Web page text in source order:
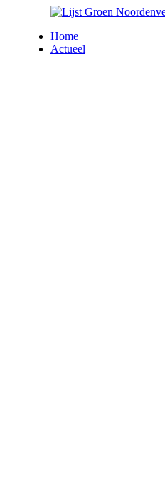
Home
Actueel